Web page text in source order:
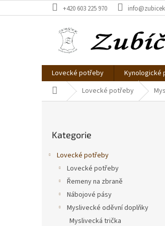
na
+420 603 225 970
Lovecké potřeby Kynologické
Domů Lovecké potřeby
kategorie
Kategorie
Lovecké potřeby
Lovecké potřeby
Řemeny na zbraně
Nábojové pásy
Myslivecké oděvní doplňky
Myslivecká trička